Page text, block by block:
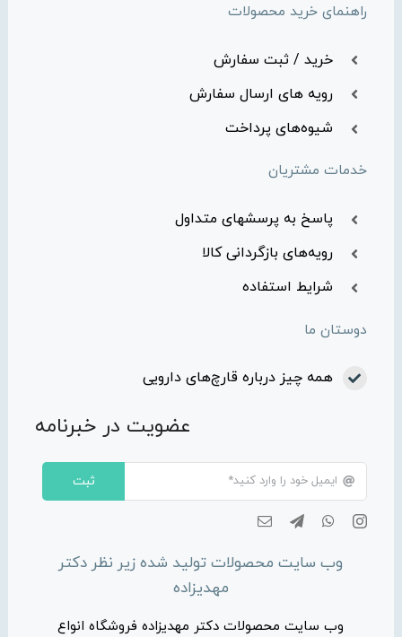
راهنمای خرید محصولات
خرید / ثبت سفارش
رویه های ارسال سفارش
شیوه‌های پرداخت
خدمات مشتریان
پاسخ به پرسشهای متداول
رویه‌های بازگردانی کالا
شرایط استفاده
دوستان ما
همه چیز درباره قارچ‌های دارویی
عضویت در خبرنامه
ثبت
وب سایت محصولات تولید شده زیر نظر دکتر
مهدیزاده
وب سایت محصولات دکتر مهدیزاده فروشگاه انواع